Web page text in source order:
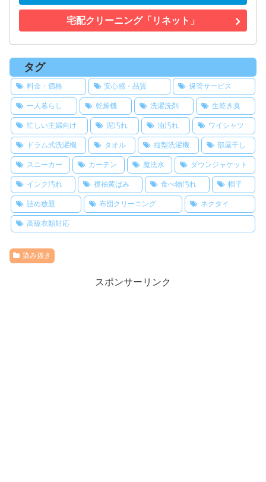
宅配クリーニング「リネット」
タグ
料金・価格 安心感・品質 保管サービス
一人暮らし 乾燥機 洗濯洗剤 生乾き臭
忙しい主婦向け 泥汚れ 油汚れ ワイシャツ
ドラム式洗濯機 タオル 縦型洗濯機 部屋干し
スニーカー カーテン 魔法水 ダウンジャケット
インク汚れ 襟袖黄ばみ 食べ物汚れ 帽子
詰め放題 布団クリーニング ネクタイ
高級衣類対応
染み抜き
スポンサーリンク